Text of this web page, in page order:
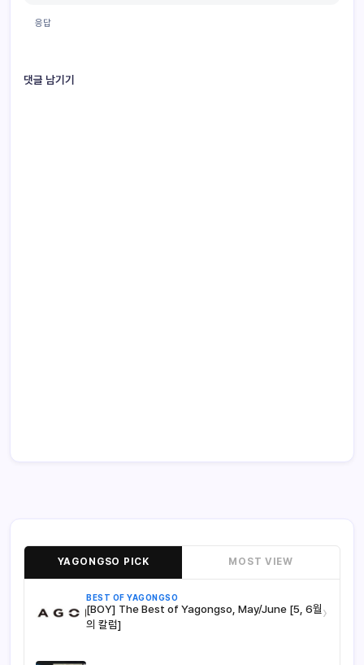
응답
댓글 남기기
YAGONGSO PICK MOST VIEW
BEST OF YAGONGSO
[BOY] The Best of Yagongso, May/June [5, 6월
의 칼럼]
›